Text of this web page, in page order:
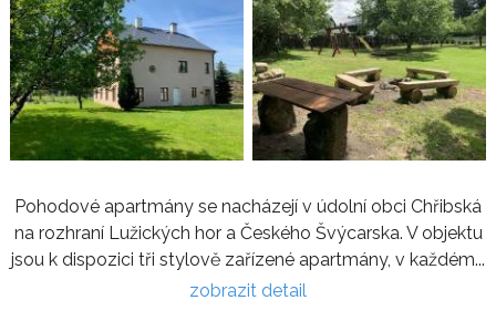
Pohodové apartmány se nacházejí v údolní obci Chřibská
na rozhraní Lužických hor a Českého Švýcarska. V objektu
jsou k dispozici tři stylově zařízené apartmány, v každém...
zobrazit detail